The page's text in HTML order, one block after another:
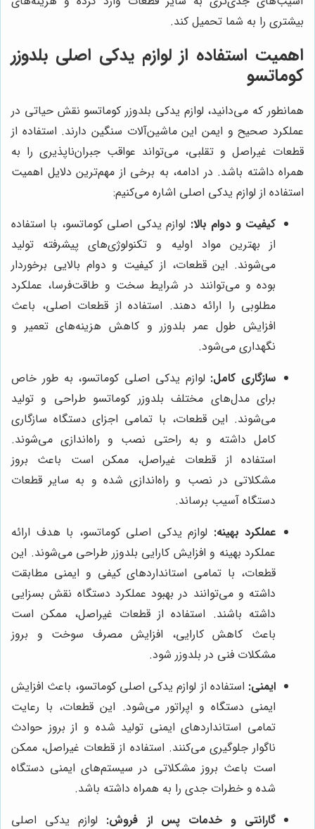
بیشتری را به شما تحمیل کند.
اهمیت استفاده از لوازم یدکی اصلی بلدوزر
کوماتسو
همانطور که می‌دانید، لوازم یدکی بلدوزر کوماتسو نقش حیاتی در
عملکرد صحیح و ایمن این ماشین‌آلات سنگین دارند. استفاده از
قطعات غیراصل و تقلبی، می‌تواند عواقب جبران‌ناپذیری را به
همراه داشته باشد. در ادامه، به برخی از مهم‌ترین دلایل اهمیت
استفاده از لوازم یدکی اصلی اشاره می‌کنیم:
کیفیت و دوام بالا: لوازم یدکی اصلی کوماتسو، با استفاده
از بهترین مواد اولیه و تکنولوژی‌های پیشرفته تولید
می‌شوند. این قطعات، از کیفیت و دوام بالایی برخوردار
بوده و می‌توانند در شرایط سخت و طاقت‌فرسا، عملکرد
مطلوبی را ارائه دهند. استفاده از قطعات اصلی، باعث
افزایش طول عمر بلدوزر و کاهش هزینه‌های تعمیر و
نگهداری می‌شود.
سازگاری کامل: لوازم یدکی اصلی کوماتسو، به طور خاص
برای مدل‌های مختلف بلدوزر کوماتسو طراحی و تولید
می‌شوند. این قطعات، با تمامی اجزای دستگاه سازگاری
کامل داشته و به راحتی نصب و راه‌اندازی می‌شوند.
استفاده از قطعات غیراصل، ممکن است باعث بروز
مشکلاتی در نصب و راه‌اندازی شده و به سایر قطعات
دستگاه آسیب برساند.
عملکرد بهینه: لوازم یدکی اصلی کوماتسو، با هدف ارائه
عملکرد بهینه و افزایش کارایی بلدوزر طراحی می‌شوند. این
قطعات، با تمامی استانداردهای کیفی و ایمنی مطابقت
داشته و می‌توانند در بهبود عملکرد دستگاه نقش بسزایی
داشته باشند. استفاده از قطعات غیراصل، ممکن است
باعث کاهش کارایی، افزایش مصرف سوخت و بروز
مشکلات فنی در بلدوزر شود.
ایمنی: استفاده از لوازم یدکی اصلی کوماتسو، باعث افزایش
ایمنی دستگاه و اپراتور می‌شود. این قطعات، با رعایت
تمامی استانداردهای ایمنی تولید شده و از بروز حوادث
ناگوار جلوگیری می‌کنند. استفاده از قطعات غیراصل، ممکن
است باعث بروز مشکلاتی در سیستم‌های ایمنی دستگاه
شده و خطرات جدی را به همراه داشته باشد.
گارانتی و خدمات پس از فروش: لوازم یدکی اصلی